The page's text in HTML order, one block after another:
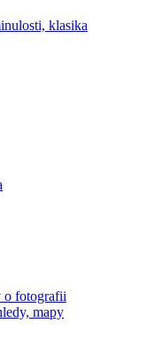
klasika
o fotografii
mapy